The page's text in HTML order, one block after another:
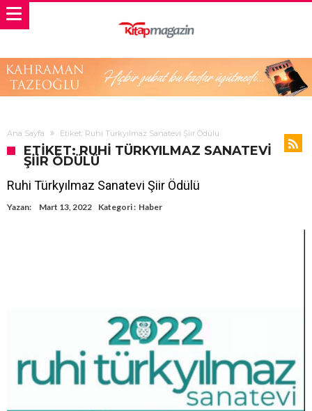
Ana Sayfa Etiket: Ruhi Türkyılmaz Sanatevi Şiir Ödülü
ETIKET: RUHI TÜRKYILMAZ SANATEVI
ŞIIR ÖDÜLÜ
Ruhi Türkyılmaz Sanatevi Şiir Ödülü
Yazan: Mart 13, 2022 Kategori : Haber